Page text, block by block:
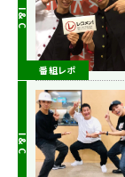
番組レポ